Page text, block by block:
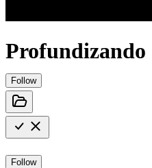
Profundizando
Follow
Follow